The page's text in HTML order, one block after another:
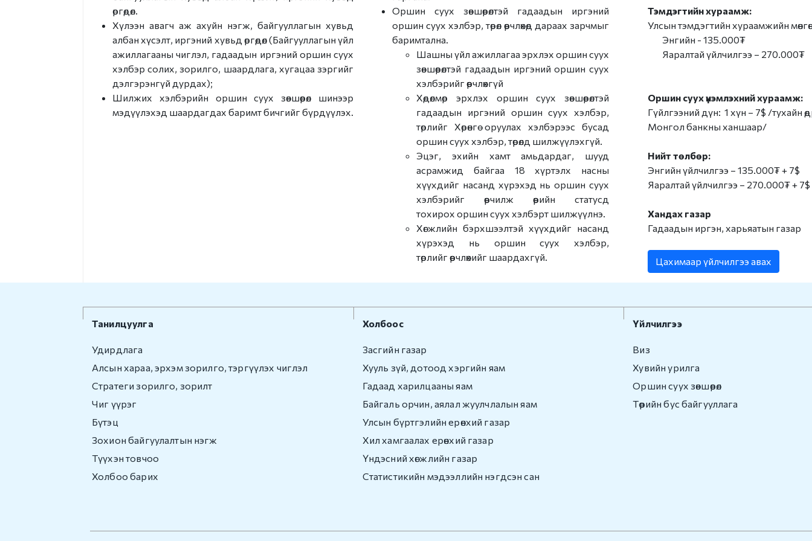
Зохион байгуулалтын
нэгж
Түүхэн товчоо
Монгол Улсаас гарaхыг
сануулах
Гадаадын иргэнийг
Монгол Улсаас албадан
гаргах
e-zasag.mn
Нээлттэй өгөгдөл
Мэдээ, мэдээлэл
Төрийн болон албаны
нууц
Холбоо барих
өргөдөл.
Хүлээн авагч аж ахуйн нэгж, байгууллагын хувьд
албан хүсэлт, иргэний хувьд өргөдөл (Байгууллагын үйл
ажиллагааны чиглэл, гадаадын иргэний оршин суух
хэлбэр солих, зорилго, шаардлага, хугацаа зэргийг
дэлгэрэнгүй дурдах);
Шилжих хэлбэрийн оршин суух зөвшөөрөл шинээр
мэдүүлэхэд шаардагдах баримт бичгийг бүрдүүлэх.
Оршин суух зөвшөөрөлтэй гадаадын иргэний
оршин суух хэлбэр, төрөл өөрчлөхөд дараах зарчмыг
баримтална.
Шашны үйл ажиллагаа эрхлэх оршин суух
зөвшөөрөлтэй гадаадын иргэний оршин суух
хэлбэрийг өөрчлөхгүй
Хөдөлмөр эрхлэх оршин суух зөвшөөрөлтэй
гадаадын иргэний оршин суух хэлбэр,
төрлийг Хөрөнгө оруулах хэлбэрээс бусад
оршин суух хэлбэр, төрөлд шилжүүлэхгүй.
Эцэг, эхийн хамт амьдардаг, шууд
асрамжид байгаа 18 хүртэлх насны
хүүхдийг насанд хүрэхэд нь оршин суух
хэлбэрийг өөрчилж өөрийн статусд
тохирох оршин суух хэлбэрт шилжүүлнэ.
Хөгжлийн бэрхшээлтэй хүүхдийг насанд
хүрэхэд нь оршин суух хэлбэр,
төрлийг өөрчлөхийг шаардахгүй.
Тэмдэгтийн хураамж:
Улсын тэмдэгтийн хураамжийн
Энгийн - 135.000₮
Яаралтай үйлчилгээ – 270.000₮
Оршин суух үнэмлэхний хураамж:
Гүйлгээний дүн: 1 хүн – 7$ /тухайн
Монгол банкны ханшаар/
Нийт төлбөр:
Энгийн үйлчилгээ – 135.000₮ + 7$
Яаралтай үйлчилгээ – 270.000₮ + 7$
Хандах газар
Гадаадын иргэн, харьяатын газар
Цахимаар үйлчилгээ авах
Танилцуулга
Удирдлага
Алсын хараа, эрхэм зорилго, тэргүүлэх чиглэл
Стратеги зорилго, зорилт
Чиг үүрэг
Бүтэц
Зохион байгуулалтын нэгж
Түүхэн товчоо
Холбоо барих
Холбоос
Засгийн газар
Хууль зүй, дотоод хэргийн яам
Гадаад харилцааны яам
Байгаль орчин, аялал жуулчлалын яам
Улсын бүртгэлийн ерөнхий газар
Хил хамгаалах ерөнхий газар
Үндэсний хөгжлийн газар
Статистикийн мэдээллийн нэгдсэн сан
Үйлчилгээ
Виз
Хувийн урилга
Оршин суух зөвшөөрөл
Төрийн бус байгууллага